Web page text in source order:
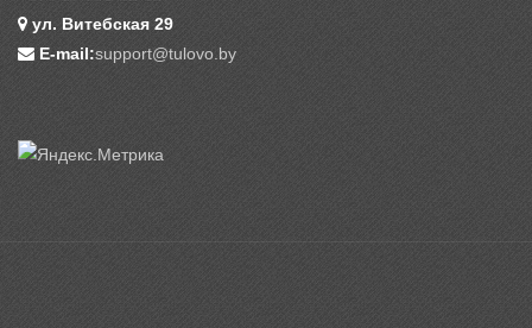
ул. Витебская 29
E-mail:support@tulovo.by